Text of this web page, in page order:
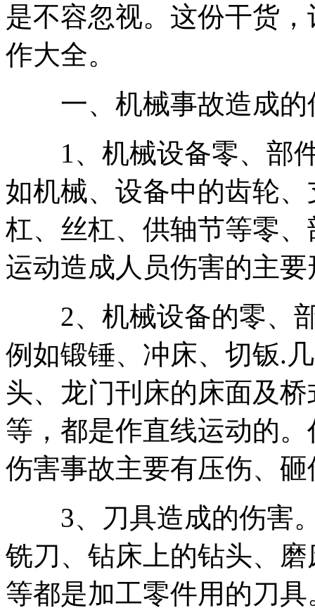
是不容忽视。这份干货
作大全。
一、机械事故造成的
1、机械设备零、部件
如机械、设备中的齿轮
杠、丝杠、供轴节等零
运动造成人员伤害的主
2、机械设备的零、部
例如锻锤、冲床、切钣.
头、龙门刊床的床面及
等，都是作直线运动的
伤害事故主要有压伤、
3、刀具造成的伤害。
铣刀、钻床上的钻头、
等都是加工零件用的刀